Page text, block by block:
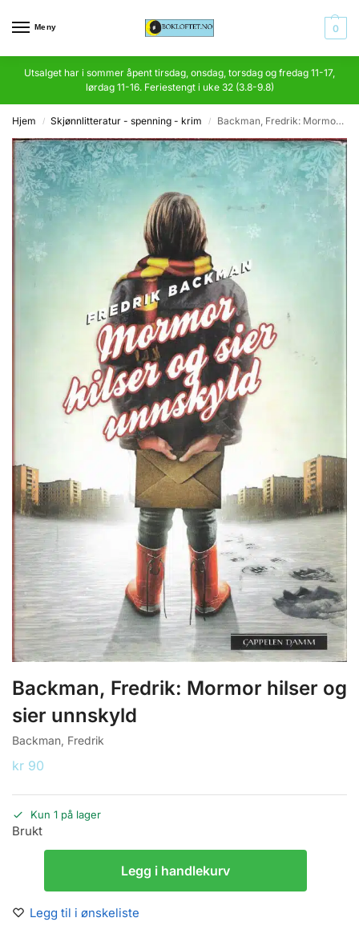
Meny 0
Utsalget har i sommer åpent tirsdag, onsdag, torsdag og fredag 11-17,
lørdag 11-16. Feriestengt i uke 32 (3.8-9.8)
Hjem / Skjønnlitteratur - spenning - krim / Backman, Fredrik: Mormor hilser og sier unnskyld
Backman, Fredrik: Mormor hilser og
sier unnskyld
Backman, Fredrik
kr 90
Kun 1 på lager
Brukt
Legg i handlekurv
Legg til i ønskeliste